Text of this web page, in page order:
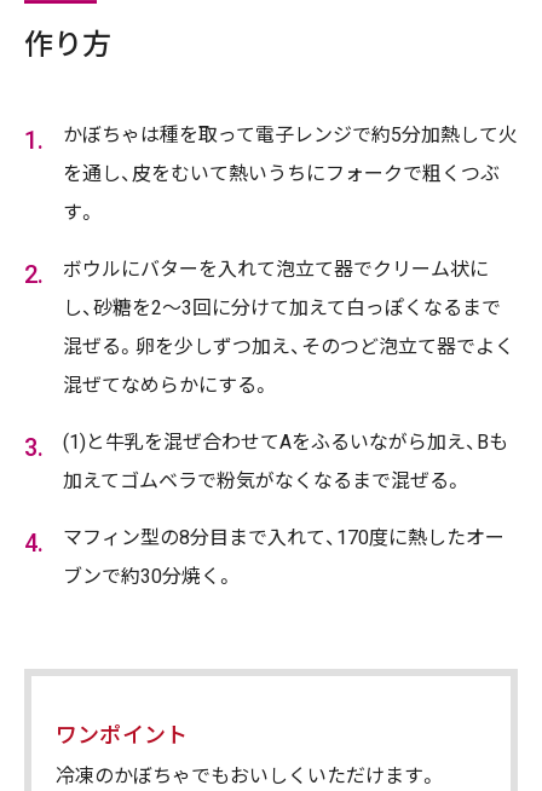
作り方
かぼちゃは種を取って電子レンジで約5分加熱して火
を通し、皮をむいて熱いうちにフォークで粗くつぶ
す。
ボウルにバターを入れて泡立て器でクリーム状に
し、砂糖を2～3回に分けて加えて白っぽくなるまで
混ぜる。卵を少しずつ加え、そのつど泡立て器でよく
混ぜてなめらかにする。
(1)と牛乳を混ぜ合わせてAをふるいながら加え、Bも
加えてゴムベラで粉気がなくなるまで混ぜる。
マフィン型の8分目まで入れて、170度に熱したオー
ブンで約30分焼く。
ワンポイント
冷凍のかぼちゃでもおいしくいただけます。